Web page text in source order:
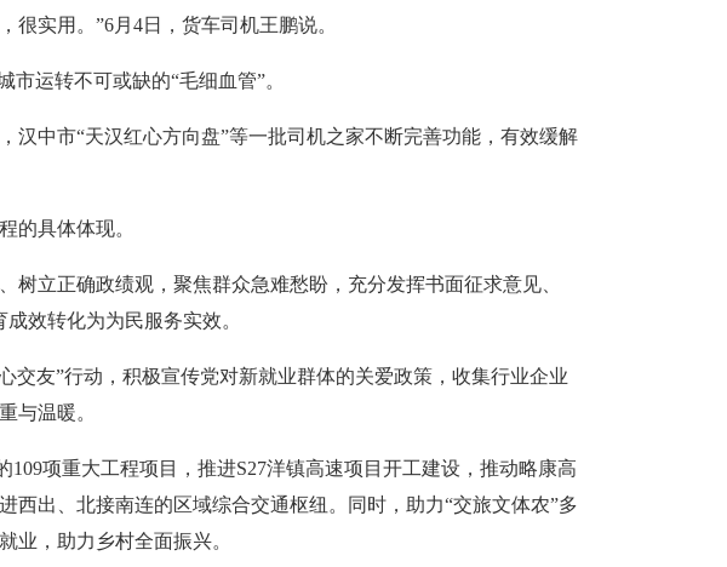
实用。”6月4日，货车司机王鹏说。
运转不可或缺的“毛细血管”。
中市“天汉红心方向盘”等一批司机之家不断完善功能，有效缓解
的具体体现。
立正确政绩观，聚焦群众急难愁盼，充分发挥书面征求意见、
效转化为为民服务实效。
交友”行动，积极宣传党对新就业群体的关爱政策，收集行业企业
与温暖。
项重大工程项目，推进S27洋镇高速项目开工建设，推动略康高
出、北接南连的区域综合交通枢纽。同时，助力“交旅文体农”多
业，助力乡村全面振兴。